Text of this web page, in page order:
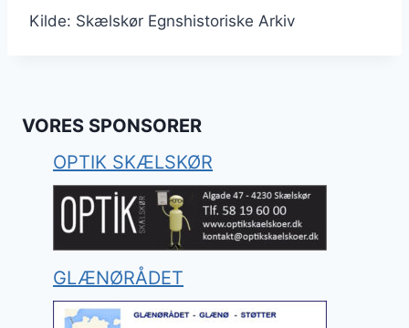
Kilde: Skælskør Egnshistoriske Arkiv
VORES SPONSORER
OPTIK SKÆLSKØR
GLÆNØRÅDET